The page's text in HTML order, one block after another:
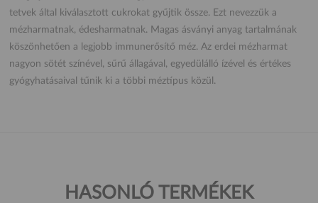
tetvek által kiválasztott cukrokat gyűjtik össze. Ezt nevezzük a
mézharmatnak, édesharmatnak. Magas ásványi anyag tartalmának
köszönhetően a legjobb immunerősítő méz. Az erdei mézharmat
nagyon sötét színével, sűrű állagával, egyedülálló ízével és értékes
gyógyhatásaival tűnik ki a többi méztípus közül.
HASONLÓ TERMÉKEK